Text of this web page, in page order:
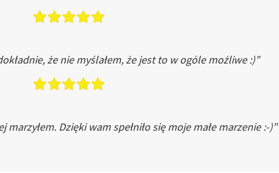
że nie myślałem, że jest to w ogóle możliwe :)”
Dzięki wam spełniło się moje małe marzenie :-)”